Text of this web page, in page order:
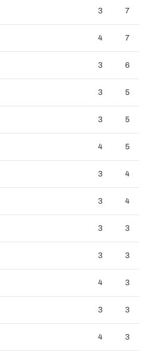
3 7
4 7
3 6
3 5
3 5
4 5
3 4
3 4
3 3
3 3
4 3
3 3
4 3